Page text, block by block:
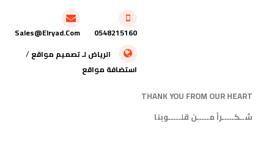
0548215160
Sales@elryad.com
الرياض لـتصميم مواقع/
استضافة مواقع
THANK YOU FROM OUR HEART
شــكـــــراً مـــــن قلـــــوبنا